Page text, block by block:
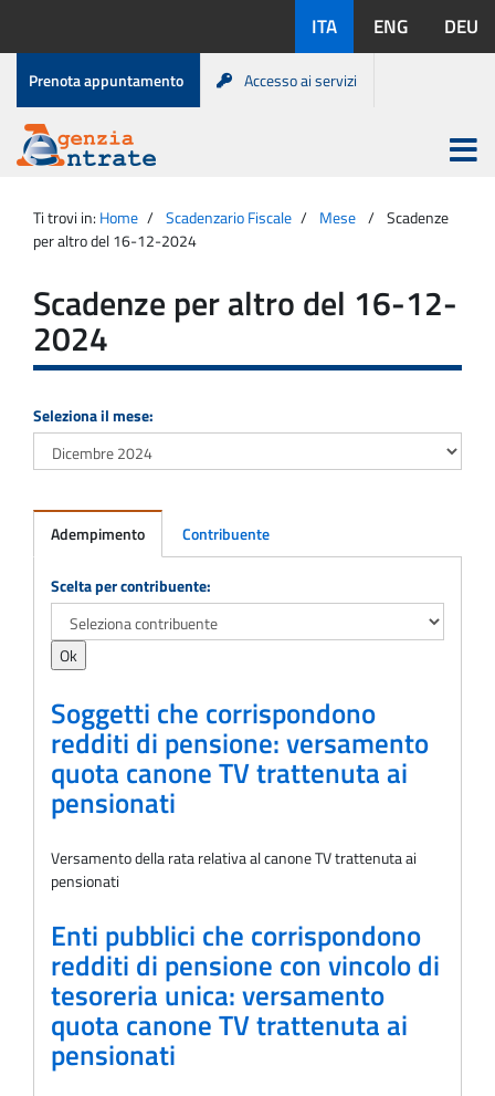
contenuto
disponibili:
ITA ENG DEU
Menu
di
servizio
Prenota appuntamento Accesso ai servizi
Agenzia
Entrate
Apri
menu
principale
Ti trovi in: Home Scadenzario Fiscale Mese
Scadenze
per altro del 16-12-2024
Scadenze per altro del 16-12-
2024
Seleziona il mese:
Adempimento Contribuente
Adempimento
Scelta per contribuente:
Soggetti che corrispondono
redditi di pensione: versamento
quota canone TV trattenuta ai
pensionati
Versamento della rata relativa al canone TV trattenuta ai
pensionati
Enti pubblici che corrispondono
redditi di pensione con vincolo di
tesoreria unica: versamento
quota canone TV trattenuta ai
pensionati